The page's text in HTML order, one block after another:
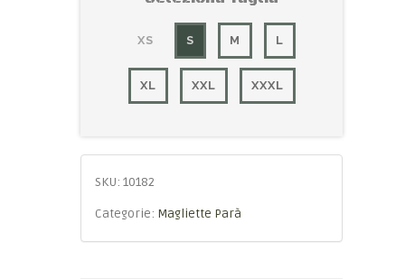
XS S M L
XL XXL XXXL
SKU: 10182
Categorie: Magliette Parà